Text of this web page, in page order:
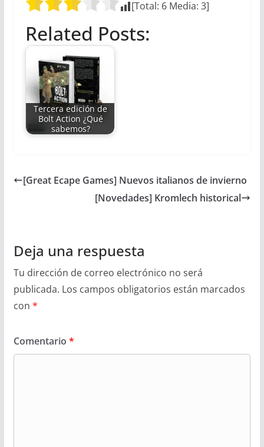
[Total: 6Media: 3]
Related Posts:
Tercera edición de
Bolt Action ¿Qué
sabemos?
[Great Ecape Games] Nuevos italianos de invierno
[Novedades] Kromlech historical
Deja una respuesta
Tu dirección de correo electrónico no será
publicada. Los campos obligatorios están marcados
con *
Comentario *